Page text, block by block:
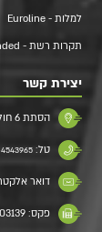
למלות - Euroline
תקרות רשת - Hook On Expanded
יצירת קשר
הסתת 6 חולון
טל:
דואר
פקס: 03-5503139